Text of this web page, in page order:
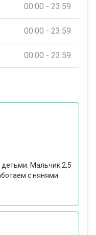
00:00 - 23:59
00:00 - 23:59
00:00 - 23:59
Мальчик 2,5
с нянями